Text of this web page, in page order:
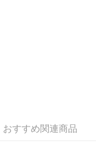
大哥大のユーザーは追
後続の取引確認ページ
。
會員專區綁定中華電信
おすすめ関連商品